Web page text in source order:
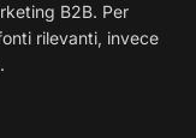
B2B. Per
rilevanti, invece